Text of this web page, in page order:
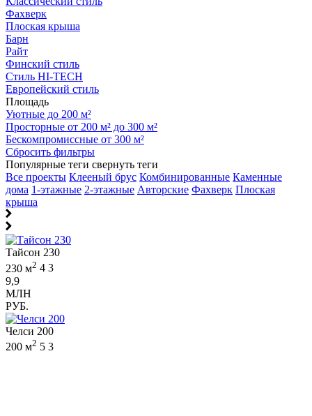
Фахверк
Плоская крыша
Барн
Райт
Финский стиль
Стиль HI-TECH
Европейский стиль
Площадь
Уютные до 200 м²
Просторные от 200 м² до 300 м²
Бескомпромиссные от 300 м²
Сбросить фильтры
Популярные теги свернуть теги
Все проекты Клееный брус Комбинированные Каменные
дома 1-этажные 2-этажные Авторские Фахверк Плоская
крыша
Тайсон 230
230 м2 4 3
9,9
МЛН
РУБ.
Челси 200
200 м2 5 3